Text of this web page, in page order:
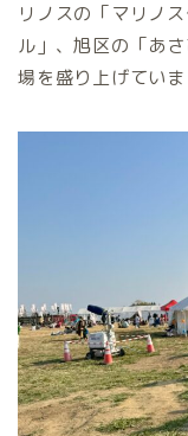
リノスの「マリノ
ル」、旭区の「あ
場を盛り上げていま